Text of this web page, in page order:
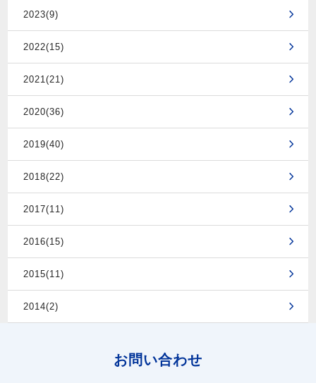
2023(9)
2022(15)
2021(21)
2020(36)
2019(40)
2018(22)
2017(11)
2016(15)
2015(11)
2014(2)
お問い合わせ